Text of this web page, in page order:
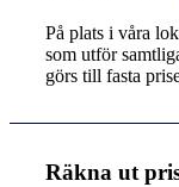
På plats i våra
som utför
görs till fasta
Räkna ut